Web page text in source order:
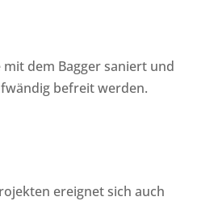
mit dem Bagger saniert und
befreit werden.
ereignet sich auch